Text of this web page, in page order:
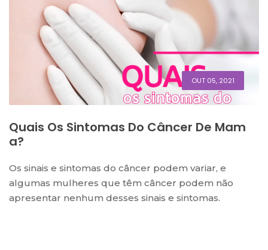
OUT 05, 2021
Quais Os Sintomas Do Câncer De Mam
A?
Os sinais e sintomas do câncer podem variar, e
algumas mulheres que têm câncer podem não
apresentar nenhum desses sinais e sintomas.